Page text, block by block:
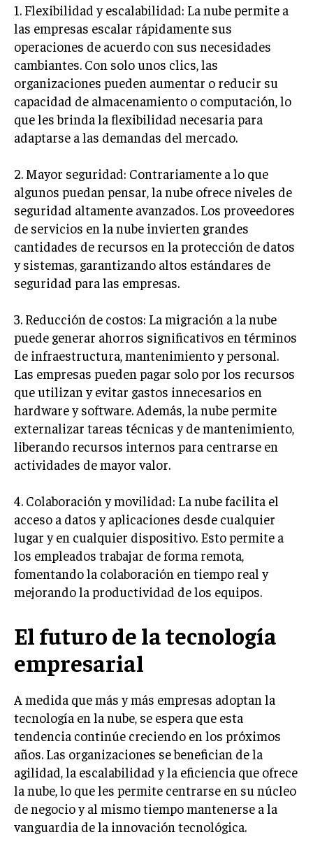
EMPRENDIMIENTO
PLANIFICACIÓN EMPRESARIAL
FINANZAS
FINANZAS Y CONTABILIDAD
GESTIÓN DE RECURSOS FINANCIEROS
INVERSIONES Y MERCADOS FINANCIEROS
ECONOMÍA EMPRESARIAL
INTERNACIONAL
COMERCIO INTERNACIONAL
EXPANSIÓN GLOBAL
IMPORTACIÓN Y EXPORTACIÓN
ALIANZAS ESTRATÉGICAS
TECNOLOGIA
SOSTENIBILIDAD Y MEDIO AMBIENTE
GESTIÓN DE LA INNOVACIÓN TECNOLÓGICA
TRANSFORMACIÓN DIGITAL
ANALÍTICA EMPRESARIAL Y BUSINESS
CIBERSEGURIDAD EMPRESARIAL
ESTRATEGIA
EMPRESAS FAMILIARES Y SUCESIÓN
GESTIÓN DEL RIESGO EMPRESARIAL
DERECHO EMPRESARIAL Y REGULACIONES
ÉXITO EMPRESARIAL Y CASOS DE ESTUDIO
NEGOCIOS
ESTRATEGIAS DE NEGOCIOS
MARKETING B2B
MARKETING B2C
FRANQUICIAS
1. Flexibilidad y escalabilidad: La nube permite a
las empresas escalar rápidamente sus
operaciones de acuerdo con sus necesidades
cambiantes. Con solo unos clics, las
organizaciones pueden aumentar o reducir su
capacidad de almacenamiento o computación, lo
que les brinda la flexibilidad necesaria para
adaptarse a las demandas del mercado.
2. Mayor seguridad: Contrariamente a lo que
algunos puedan pensar, la nube ofrece niveles de
seguridad altamente avanzados. Los proveedores
de servicios en la nube invierten grandes
cantidades de recursos en la protección de datos
y sistemas, garantizando altos estándares de
seguridad para las empresas.
3. Reducción de costos: La migración a la nube
puede generar ahorros significativos en términos
de infraestructura, mantenimiento y personal.
Las empresas pueden pagar solo por los recursos
que utilizan y evitar gastos innecesarios en
hardware y software. Además, la nube permite
externalizar tareas técnicas y de mantenimiento,
liberando recursos internos para centrarse en
actividades de mayor valor.
4. Colaboración y movilidad: La nube facilita el
acceso a datos y aplicaciones desde cualquier
lugar y en cualquier dispositivo. Esto permite a
los empleados trabajar de forma remota,
fomentando la colaboración en tiempo real y
mejorando la productividad de los equipos.
El futuro de la tecnología
empresarial
A medida que más y más empresas adoptan la
tecnología en la nube, se espera que esta
tendencia continúe creciendo en los próximos
años. Las organizaciones se benefician de la
agilidad, la escalabilidad y la eficiencia que ofrece
la nube, lo que les permite centrarse en su núcleo
de negocio y al mismo tiempo mantenerse a la
vanguardia de la innovación tecnológica.